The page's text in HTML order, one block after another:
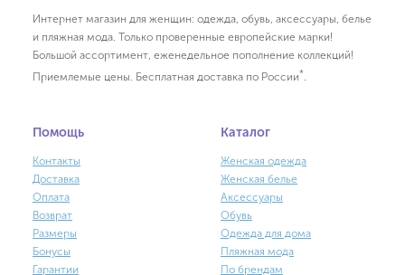
Интернет магазин для женщин: одежда, обувь, аксессуары, белье
и пляжная мода. Только проверенные европейские марки!
Большой ассортимент, еженедельное пополнение коллекций!
Приемлемые цены. Бесплатная доставка по России*.
Помощь
Контакты
Доставка
Оплата
Возврат
Размеры
Бонусы
Гарантии
Каталог
Женская одежда
Женская белье
Аксессуары
Обувь
Одежда для дома
Пляжная мода
По брендам